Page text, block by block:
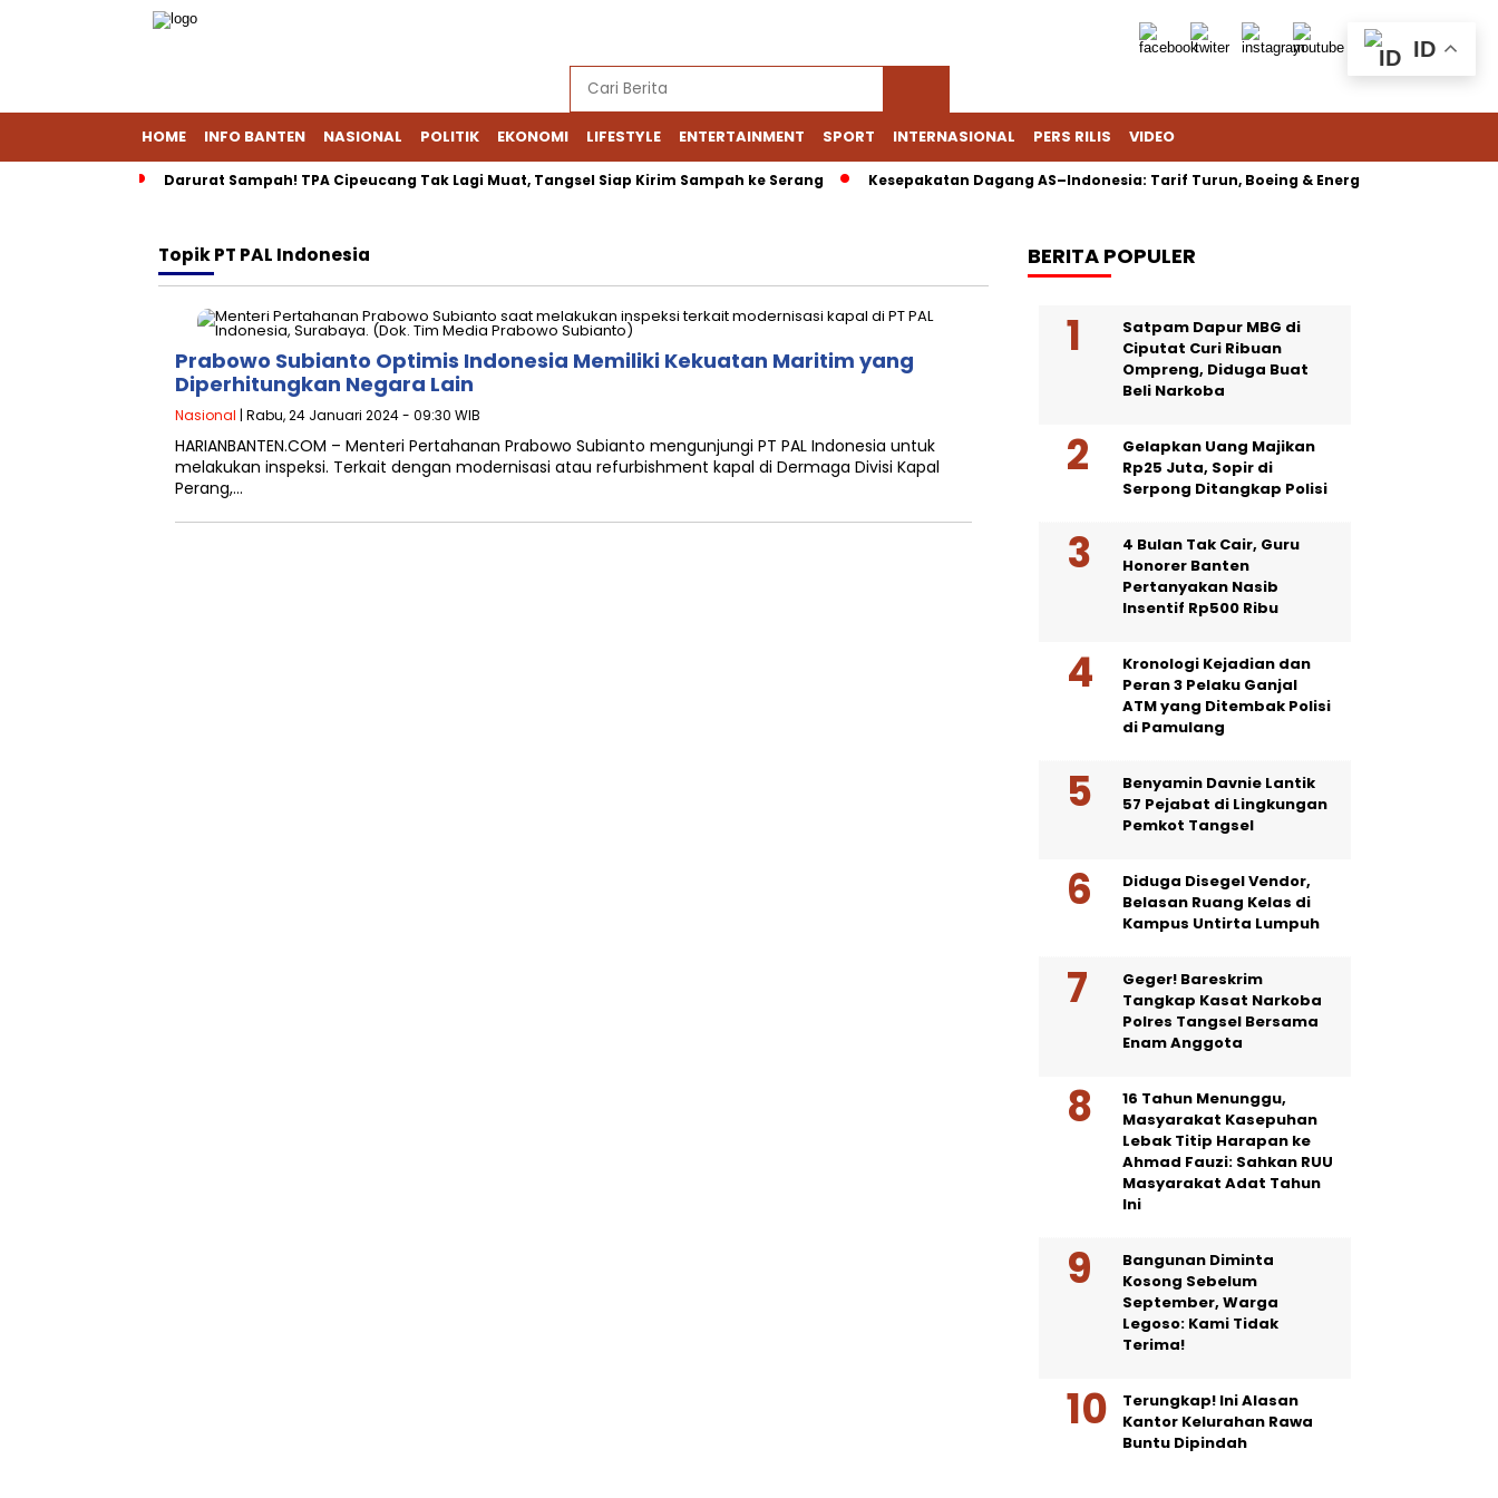
HOME INFO BANTEN NASIONAL POLITIK EKONOMI LIFESTYLE ENTERTAINMENT SPORT INTERNASIONAL PERS RILIS VIDEO
Darurat Sampah! TPA Cipeucang Tak Lagi Muat, Tangsel Siap Kirim Sampah ke Serang Kesepakatan Dagang AS–Indonesia: Tarif Turun, Boeing & Energi Jadi Sorotan
TopikPT PAL Indonesia
Prabowo Subianto Optimis Indonesia Memiliki Kekuatan Maritim yang
Diperhitungkan Negara Lain
Nasional | Rabu, 24 Januari 2024 - 09:30 WIB
HARIANBANTEN.COM – Menteri Pertahanan Prabowo Subianto mengunjungi PT PAL Indonesia untuk
melakukan inspeksi. Terkait dengan modernisasi atau refurbishment kapal di Dermaga Divisi Kapal
Perang,…
BERITA POPULER
Satpam Dapur MBG di
Ciputat Curi Ribuan
Ompreng, Diduga Buat
Beli Narkoba
Gelapkan Uang Majikan
Rp25 Juta, Sopir di
Serpong Ditangkap Polisi
4 Bulan Tak Cair, Guru
Honorer Banten
Pertanyakan Nasib
Insentif Rp500 Ribu
Kronologi Kejadian dan
Peran 3 Pelaku Ganjal
ATM yang Ditembak Polisi
di Pamulang
Benyamin Davnie Lantik
57 Pejabat di Lingkungan
Pemkot Tangsel
Diduga Disegel Vendor,
Belasan Ruang Kelas di
Kampus Untirta Lumpuh
Geger! Bareskrim
Tangkap Kasat Narkoba
Polres Tangsel Bersama
Enam Anggota
16 Tahun Menunggu,
Masyarakat Kasepuhan
Lebak Titip Harapan ke
Ahmad Fauzi: Sahkan RUU
Masyarakat Adat Tahun
Ini
Bangunan Diminta
Kosong Sebelum
September, Warga
Legoso: Kami Tidak
Terima!
Terungkap! Ini Alasan
Kantor Kelurahan Rawa
Buntu Dipindah
ID